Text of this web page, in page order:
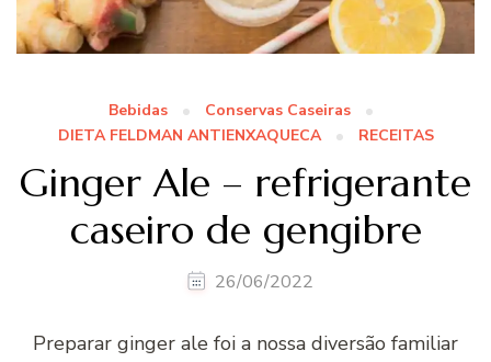
Bebidas
Conservas Caseiras
DIETA FELDMAN ANTIENXAQUECA
RECEITAS
Ginger Ale – refrigerante
caseiro de gengibre
26/06/2022
Preparar ginger ale foi a nossa diversão familiar